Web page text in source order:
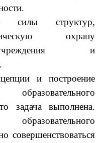
силы структур,
охрану
учреждения и
и построение
задача выполнена.
совершенствоваться